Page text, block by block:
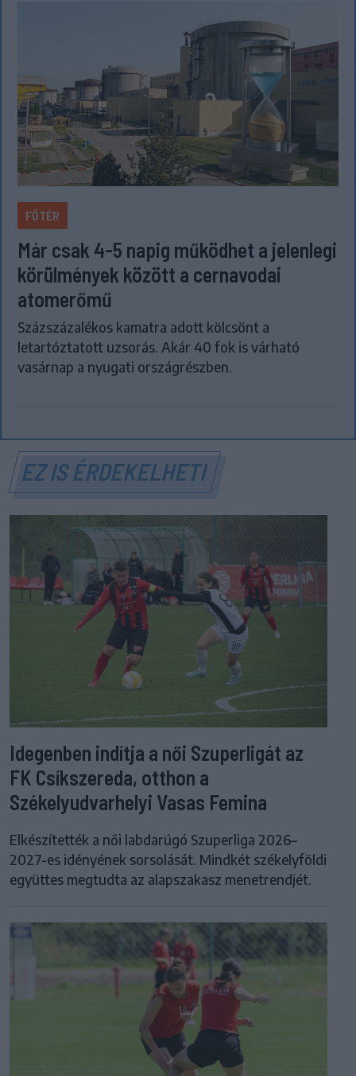
FŐTÉR
Már csak 4-5 napig működhet a jelenlegi
körülmények között a cernavodai
atomerőmű
Százszázalékos kamatra adott kölcsönt a
letartóztatott uzsorás. Akár 40 fok is várható
vasárnap a nyugati országrészben.
EZ IS ÉRDEKELHETI
Idegenben indítja a női Szuperligát az
FK Csíkszereda, otthon a
Székelyudvarhelyi Vasas Femina
Elkészítették a női labdarúgó Szuperliga 2026–
2027-es idényének sorsolását. Mindkét székelyföldi
együttes megtudta az alapszakasz menetrendjét.